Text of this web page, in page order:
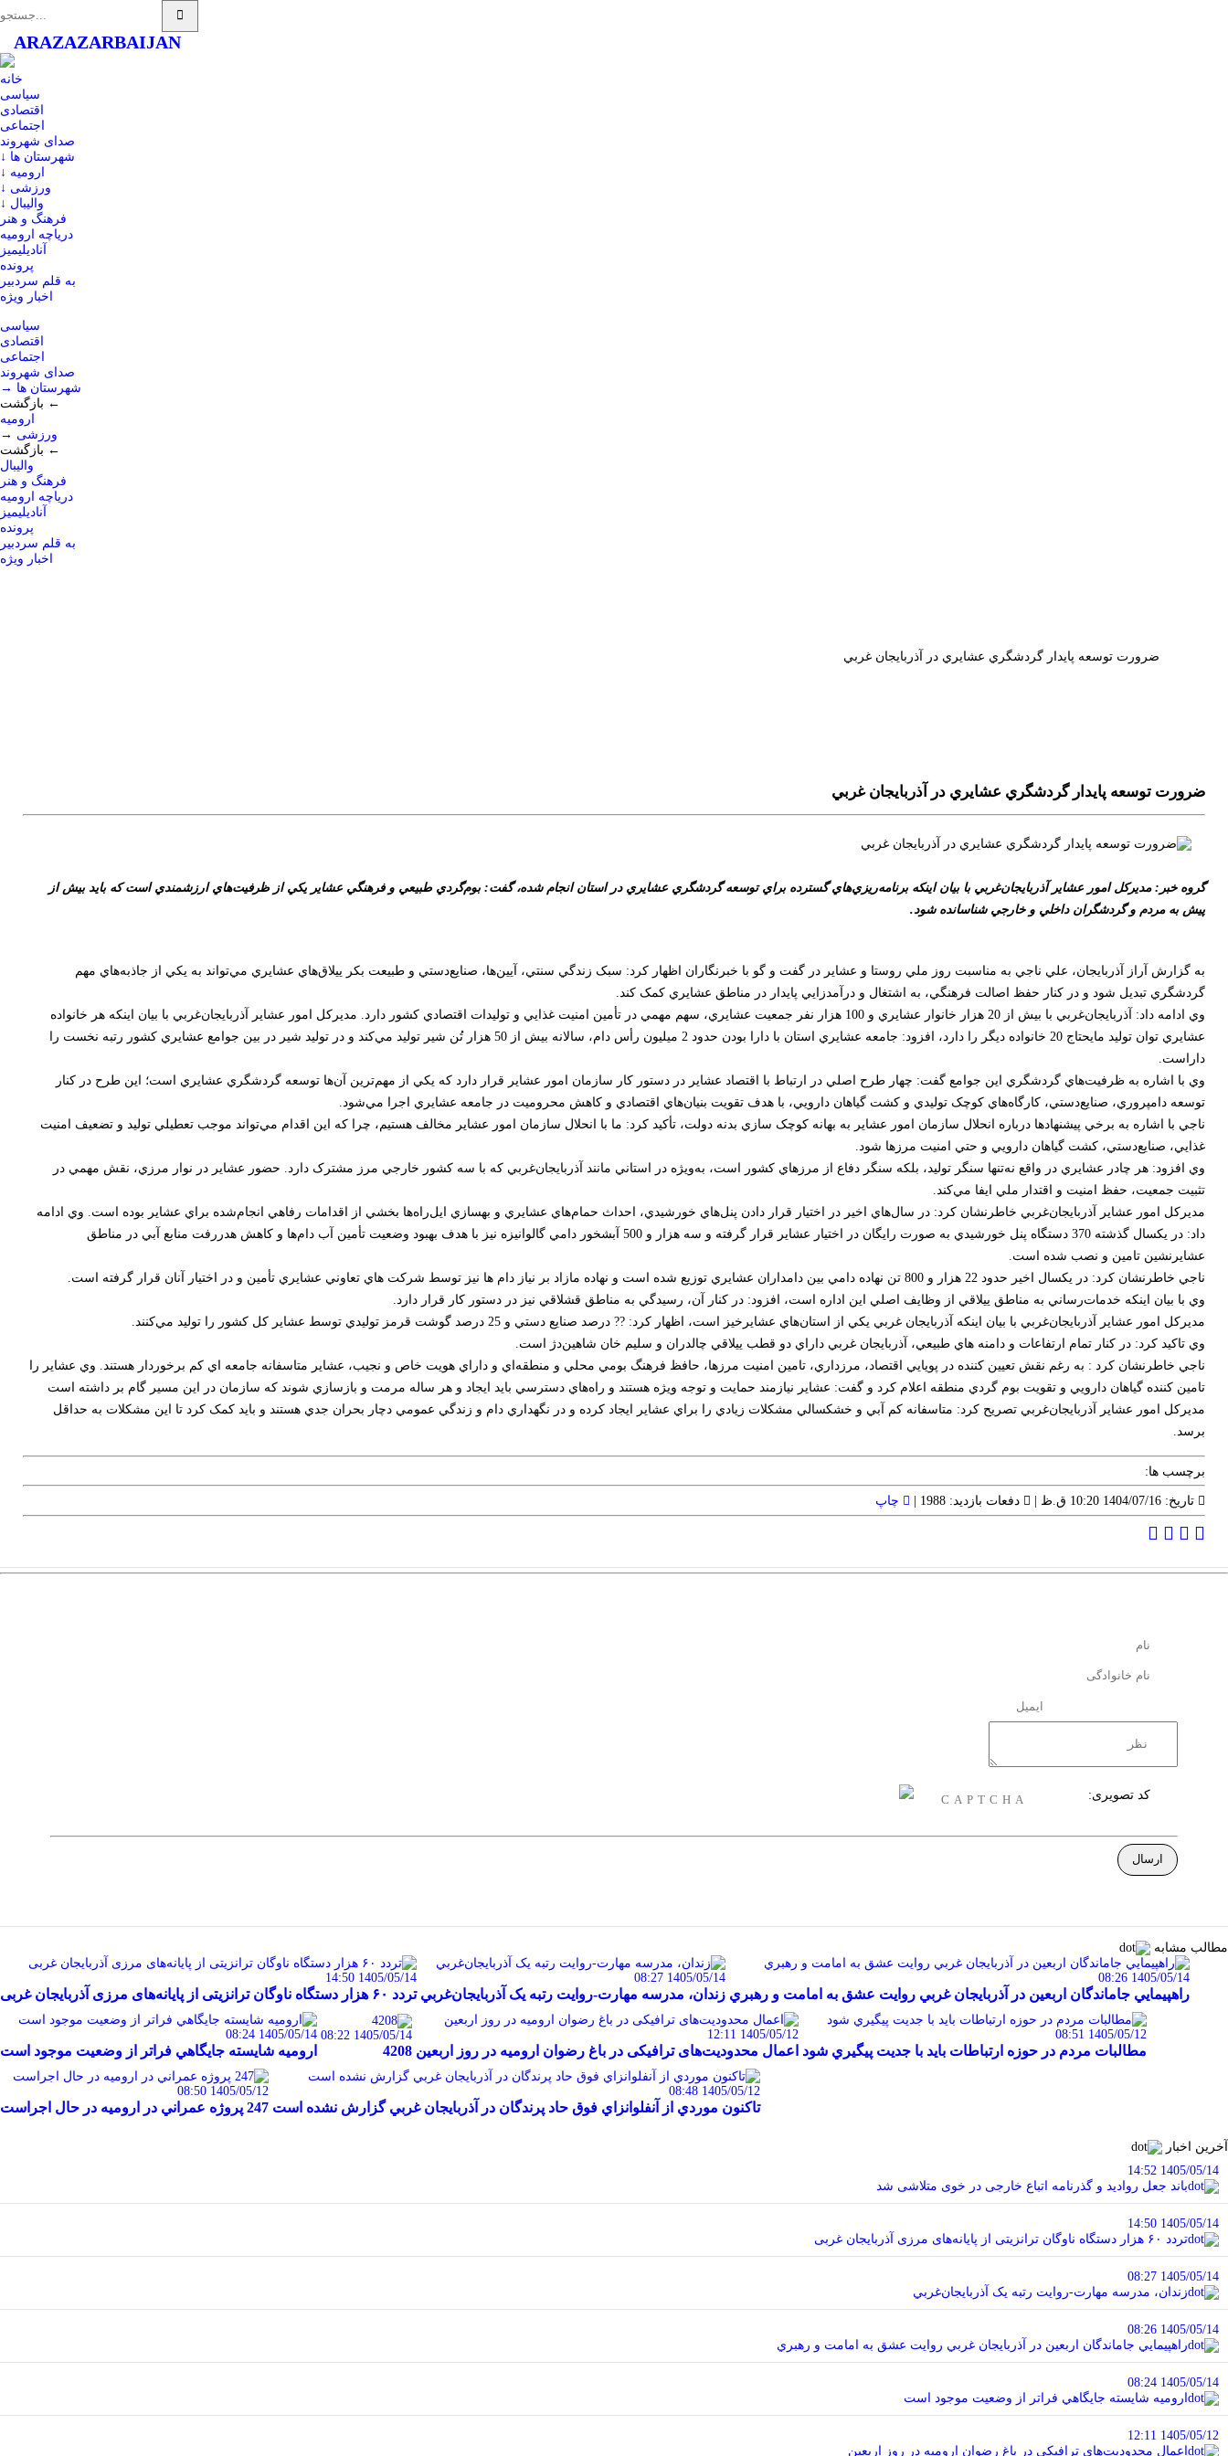
ARAZAZARBAIJAN
خانه
سیاسی
اقتصادی
اجتماعی
صدای شهروند
↓ شهرستان ها
↓ ارومیه
↓ ورزشی
↓ والیبال
فرهنگ و هنر
دریاچه ارومیه
آنادیلیمیز
پرونده
به قلم سردبیر
اخبار ویژه
سیاسی
اقتصادی
اجتماعی
صدای شهروند
→ شهرستان ها
بازگشت ←
ارومیه
→ ورزشی
بازگشت ←
والیبال
فرهنگ و هنر
دریاچه ارومیه
آنادیلیمیز
پرونده
به قلم سردبیر
اخبار ویژه
ضرورت توسعه پايدار گردشگري عشايري در آذربايجان غربي
ضرورت توسعه پايدار گردشگري عشايري در آذربايجان غربي
گروه خبر: مديرکل امور عشاير آذربايجان‌غربي با بيان اينکه برنامه‌ريزي‌هاي گسترده براي توسعه گردشگري عشايري در استان انجام شده، گفت: بوم‌گردي طبيعي و فرهنگي عشاير يکي از ظرفيت‌هاي ارزشمندي است که بايد بيش از
پيش به مردم و گردشگران داخلي و خارجي شناسانده شود.
به گزارش آراز آذربايجان، علي ناجي به مناسبت روز ملي روستا و عشاير در گفت و گو با خبرنگاران اظهار کرد: سبک زندگي سنتي، آيين‌ها، صنايع‌دستي و طبيعت بکر ييلاق‌هاي عشايري مي‌تواند به يکي از جاذبه‌هاي مهم
گردشگري تبديل شود و در کنار حفظ اصالت فرهنگي، به اشتغال و درآمدزايي پايدار در مناطق عشايري کمک کند.
وي ادامه داد: آذربايجان‌غربي با بيش از 20 هزار خانوار عشايري و 100 هزار نفر جمعيت عشايري، سهم مهمي در تأمين امنيت غذايي و توليدات اقتصادي کشور دارد. مديرکل امور عشاير آذربايجان‌غربي با بيان اينکه هر خانواده
عشايري توان توليد مايحتاج 20 خانواده ديگر را دارد، افزود: جامعه عشايري استان با دارا بودن حدود 2 ميليون رأس دام، سالانه بيش از 50 هزار تُن شير توليد مي‌کند و در توليد شير در بين جوامع عشايري کشور رتبه نخست را
داراست.
وي با اشاره به ظرفيت‌هاي گردشگري اين جوامع گفت: چهار طرح اصلي در ارتباط با اقتصاد عشاير در دستور کار سازمان امور عشاير قرار دارد که يکي از مهم‌ترين آن‌ها توسعه گردشگري عشايري است؛ اين طرح در کنار
توسعه دامپروري، صنايع‌دستي، کارگاه‌هاي کوچک توليدي و کشت گياهان دارويي، با هدف تقويت بنيان‌هاي اقتصادي و کاهش محروميت در جامعه عشايري اجرا مي‌شود.
ناجي با اشاره به برخي پيشنهادها درباره انحلال سازمان امور عشاير به بهانه کوچک سازي بدنه دولت، تأکيد کرد: ما با انحلال سازمان امور عشاير مخالف هستيم، چرا که اين اقدام مي‌تواند موجب تعطيلي توليد و تضعيف امنيت
غذايي، صنايع‌دستي، کشت گياهان دارويي و حتي امنيت مرزها شود.
وي افزود: هر چادر عشايري در واقع نه‌تنها سنگر توليد، بلکه سنگر دفاع از مرزهاي کشور است، به‌ويژه در استاني مانند آذربايجان‌غربي که با سه کشور خارجي مرز مشترک دارد. حضور عشاير در نوار مرزي، نقش مهمي در
تثبيت جمعيت، حفظ امنيت و اقتدار ملي ايفا مي‌کند.
مديرکل امور عشاير آذربايجان‌غربي خاطرنشان کرد: در سال‌هاي اخير در اختيار قرار دادن پنل‌هاي خورشيدي، احداث حمام‌هاي عشايري و بهسازي ايل‌راه‌ها بخشي از اقدامات رفاهي انجام‌شده براي عشاير بوده است. وي ادامه
داد: در يکسال گذشته 370 دستگاه پنل خورشيدي به صورت رايگان در اختيار عشاير قرار گرفته و سه هزار و 500 آبشخور دامي گالوانيزه نيز با هدف بهبود وضعيت تأمين آب دام‌ها و کاهش هدررفت منابع آبي در مناطق
عشايرنشين تامين و نصب شده است.
ناجي خاطرنشان کرد: در يکسال اخير حدود 22 هزار و 800 تن نهاده دامي بين دامداران عشايري توزيع شده است و نهاده مازاد بر نياز دام ها نيز توسط شرکت هاي تعاوني عشايري تأمين و در اختيار آنان قرار گرفته است.
وي با بيان اينکه خدمات‌رساني به مناطق ييلاقي از وظايف اصلي اين اداره است، افزود: در کنار آن، رسيدگي به مناطق قشلاقي نيز در دستور کار قرار دارد.
مديرکل امور عشاير آذربايجان‌غربي با بيان اينکه آذربايجان غربي يکي از استان‌هاي عشايرخيز است، اظهار کرد: ?? درصد صنايع دستي و 25 درصد گوشت قرمز توليدي توسط عشاير کل کشور را توليد مي‌کنند.
وي تاکيد کرد: در کنار تمام ارتفاعات و دامنه هاي طبيعي، آذربايجان غربي داراي دو قطب ييلاقي چالدران و سليم خان شاهين‌دژ است.
ناجي خاطرنشان کرد : به رغم نقش تعيين کننده در پويايي اقتصاد، مرزداري، تامين امنيت مرزها، حافظ فرهنگ بومي محلي و منطقه‌اي و داراي هويت خاص و نجيب، عشاير متاسفانه جامعه اي کم برخوردار هستند. وي عشاير را
تامين کننده گياهان دارويي و تقويت بوم گردي منطقه اعلام کرد و گفت: عشاير نيازمند حمايت و توجه ويژه هستند و راه‌هاي دسترسي بايد ايجاد و هر ساله مرمت و بازسازي شوند که سازمان در اين مسير گام بر داشته است
مديرکل امور عشاير آذربايجان‌غربي تصريح کرد: متاسفانه کم آبي و خشکسالي مشکلات زيادي را براي عشاير ايجاد کرده و در نگهداري دام و زندگي عمومي دچار بحران جدي هستند و بايد کمک کرد تا اين مشکلات به حداقل
برسد.
برچسب ها:
تاریخ: 1404/07/16 10:20 ق.ظ | دفعات بازدید: 1988 | چاپ
کد تصویری:
مطالب مشابه
1405/05/14 14:50
تردد ۶۰ هزار دستگاه ناوگان ترانزیتی از پایانه‌های مرزی آذربایجان ‌غربی
1405/05/14 08:27
زندان، مدرسه مهارت-روايت رتبه يک آذربايجان‌غربي
1405/05/14 08:26
راهپيمايي جاماندگان اربعين در آذربايجان غربي روايت عشق به امامت و رهبري
1405/05/14 08:24
اروميه شايسته جايگاهي فراتر از وضعيت موجود است
1405/05/14 08:22
4208
1405/05/12 12:11
اعمال محدودیت‌های ترافیکی در باغ رضوان ارومیه در روز اربعین
1405/05/12 08:51
مطالبات مردم در حوزه ارتباطات بايد با جديت پيگيري شود
1405/05/12 08:50
247 پروژه عمراني در اروميه در حال اجراست
1405/05/12 08:48
تاکنون موردي از آنفلوانزاي فوق حاد پرندگان در آذربايجان غربي گزارش نشده است
آخرین اخبار
1405/05/14 14:52
باند جعل روادید و گذرنامه اتباع خارجی در خوی متلاشی شد
1405/05/14 14:50
تردد ۶۰ هزار دستگاه ناوگان ترانزیتی از پایانه‌های مرزی آذربایجان ‌غربی
1405/05/14 08:27
زندان، مدرسه مهارت-روايت رتبه يک آذربايجان‌غربي
1405/05/14 08:26
راهپيمايي جاماندگان اربعين در آذربايجان غربي روايت عشق به امامت و رهبري
1405/05/14 08:24
اروميه شايسته جايگاهي فراتر از وضعيت موجود است
1405/05/12 12:11
اعمال محدودیت‌های ترافیکی در باغ رضوان ارومیه در روز اربعین